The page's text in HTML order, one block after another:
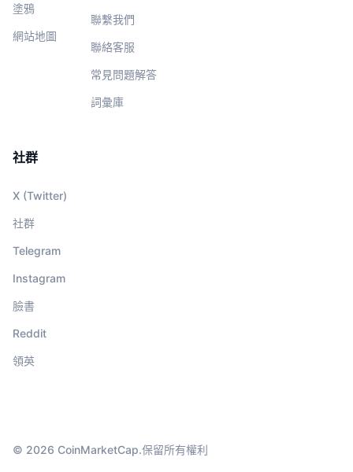
塗鴉
網站地圖
聯繫我們
聯絡客服
常見問題解答
詞彙庫
社群
X (Twitter)
社群
Telegram
Instagram
臉書
Reddit
領英
© 2026 CoinMarketCap.保留所有權利